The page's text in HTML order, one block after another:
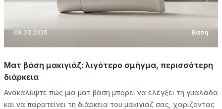
08.03.2026 Βάση
Ματ βάση μακιγιάζ: λιγότερο σμήγμα, περισσότερη
διάρκεια
Ανακαλύψτε πώς μια ματ βάση μπορεί να ελέγξει τη γυαλάδα
και να παρατείνει τη διάρκεια του μακιγιάζ σας, χαρίζοντας